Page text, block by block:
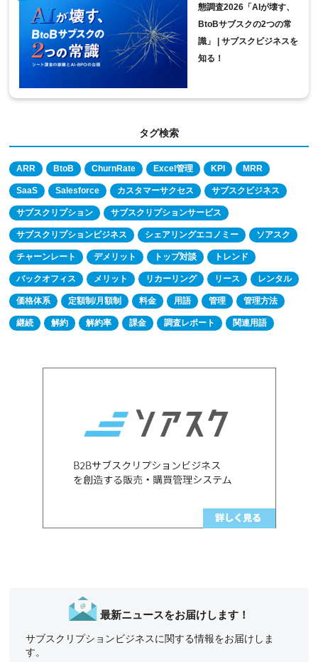
態調査2026「AIが壊す、
BtoBサブスクの2つの常
識」 | サブスクビジネスを
知る！
タグ検索
ARR BtoB ChurnRate Excel管理 KPI MRR
SaaS Salesforce カスタマーサクセス サブスクビジネス
サブスクリプション サブスクリプションサービス
サブスクリプションビジネス シェアリングエコノミー ソアスク
チャーンレート デメリット トップ対談 トレンド
バックオフィス メリット リカーリング リース レンタル
価格体系 定額制/月額制 料金 用語 管理 管理方法
継続 解約 解約率 課金 調査レポート 関連用語
最新ニュースをお届けします！
サブスクリプションビジネスに関する情報をお届けしま
す。